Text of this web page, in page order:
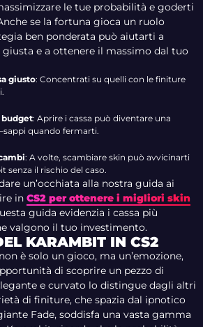
le tue probabilità e goderti
se la fortuna gioca un ruolo
ben ponderata può aiutarti a
giusta e a ottenere il massimo dal tuo
giusto: Concentrati su quelli con le finiture
budget: Aprire i cassa può diventare una
quando fermarti.
: A volte, scambiare skin può avvicinarti
senza il rischio del caso.
un’occhiata alla nostra guida ai
in CS2 per ottenere i migliori skin
guida evidenzia i cassa più
valgono il tuo investimento.
KARAMBIT IN CS2
è solo un gioco, ma un’emozione,
di scoprire un pezzo di
e curvato lo distingue dagli altri
di finiture, che spazia dal ipnotico
Fade, soddisfa una vasta gamma